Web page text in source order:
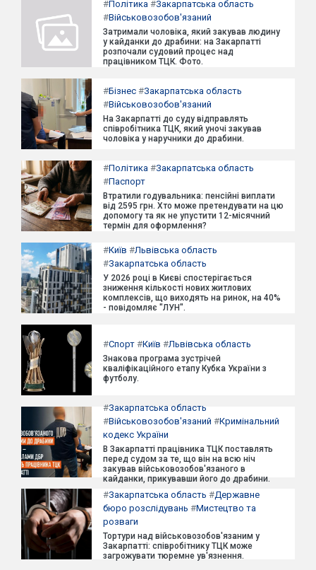
#Політика #Закарпатська область
#Військовозобов'язаний
Затримали чоловіка, який закував людину
у кайданки до драбини: на Закарпатті
розпочали судовий процес над
працівником ТЦК. Фото.
#Бізнес #Закарпатська область
#Військовозобов'язаний
На Закарпатті до суду відправлять
співробітника ТЦК, який уночі закував
чоловіка у наручники до драбини.
#Політика #Закарпатська область
#Паспорт
Втратили годувальника: пенсійні виплати
від 2595 грн. Хто може претендувати на цю
допомогу та як не упустити 12-місячний
термін для оформлення?
#Київ #Львівська область
#Закарпатська область
У 2026 році в Києві спостерігається
зниження кількості нових житлових
комплексів, що виходять на ринок, на 40%
- повідомляє "ЛУН".
#Спорт #Київ #Львівська область
Знакова програма зустрічей
кваліфікаційного етапу Кубка України з
футболу.
#Закарпатська область
#Військовозобов'язаний #Кримінальний
кодекс України
В Закарпатті працівника ТЦК поставлять
перед судом за те, що він на всю ніч
закував військовозобов'язаного в
кайданки, прикувавши його до драбини.
#Закарпатська область #Державне
бюро розслідувань #Мистецтво та
розваги
Тортури над військовозобов'язаним у
Закарпатті: співробітнику ТЦК може
загрожувати тюремне ув'язнення.